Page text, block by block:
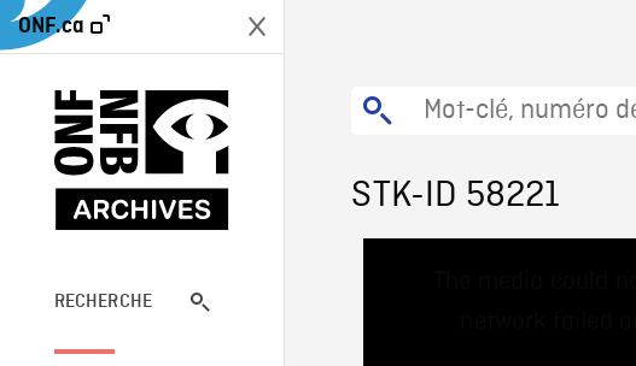
ONF.ca
RECHERCHE
STK-ID 58221